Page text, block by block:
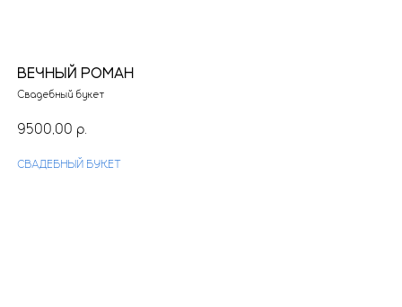
ВЕЧНЫЙ РОМАН
Свадебный букет
9500,00 р.
СВАДЕБНЫЙ БУКЕТ